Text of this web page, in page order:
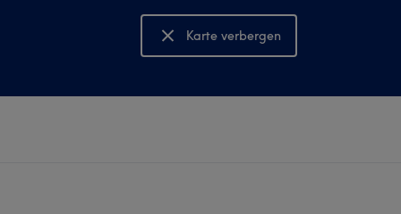
Karte verbergen
Karte anzeigen